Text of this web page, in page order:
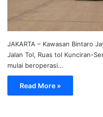
JAKARTA – Kawasan Bintaro
Jalan Tol, Ruas tol Kunciran-
mulai beroperasi…
Read More »